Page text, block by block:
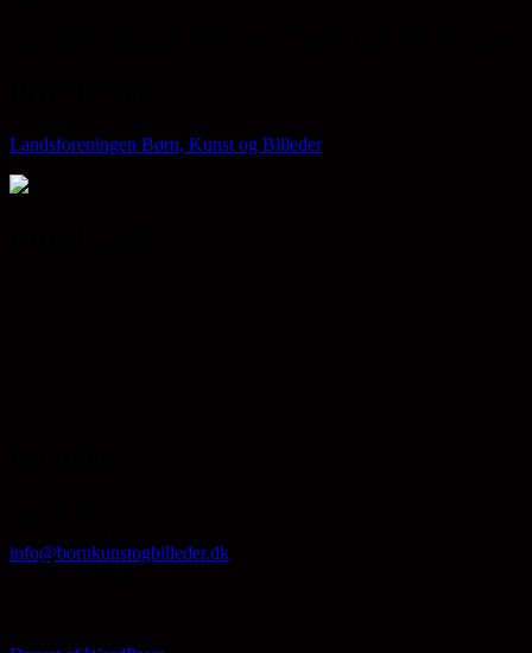
Landsforeningen Børn, Kunst og Billeder
info@bornkunstogbilleder.dk